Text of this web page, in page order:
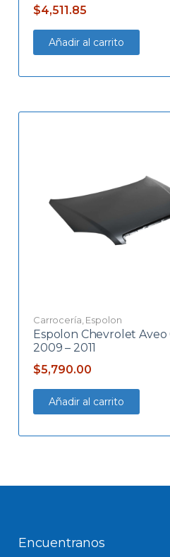
$4,511.85
Añadir al carrito
Carrocería,Espolon
Espolon Chevrolet Aveo
2009 – 2011
$5,790.00
Añadir al carrito
Encuentranos